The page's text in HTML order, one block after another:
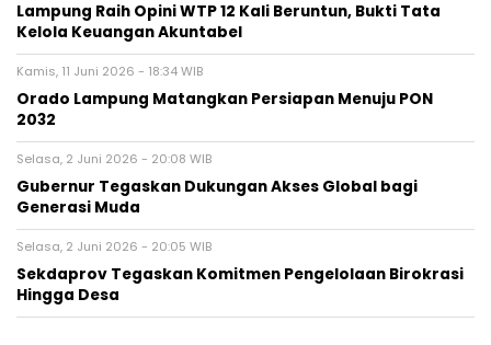
Lampung Raih Opini WTP 12 Kali Beruntun, Bukti Tata
Kelola Keuangan Akuntabel
Kamis, 11 Juni 2026 - 18:34 WIB
Orado Lampung Matangkan Persiapan Menuju PON
2032
Selasa, 2 Juni 2026 - 20:08 WIB
Gubernur Tegaskan Dukungan Akses Global bagi
Generasi Muda
Selasa, 2 Juni 2026 - 20:05 WIB
Sekdaprov Tegaskan Komitmen Pengelolaan Birokrasi
Hingga Desa